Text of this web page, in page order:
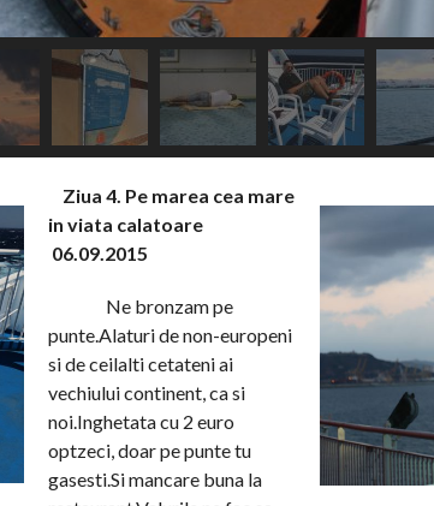
Ziua 4. Pe marea cea mare
in viata calatoare
06.09.2015
Ne bronzam pe
punte.Alaturi de non-europeni
si de ceilalti cetateni ai
vechiului continent, ca si
noi.Inghetata cu 2 euro
optzeci, doar pe punte tu
gasesti.Si mancare buna la